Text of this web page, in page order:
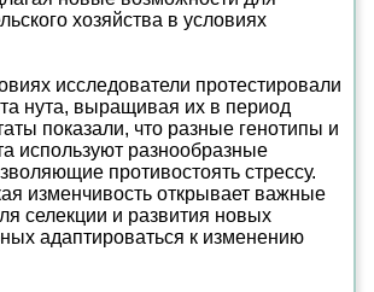
хозяйства в условиях
исследователи протестировали
нута, выращивая их в период
показали, что разные генотипы и
используют разнообразные
противостоять стрессу.
изменчивость открывает важные
селекции и развития новых
адаптироваться к изменению